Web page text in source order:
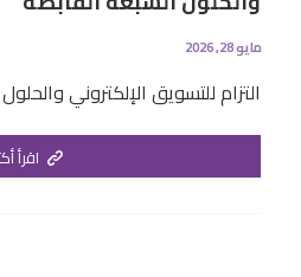
مايو 28, 2026
التزام للتسويق الإلكتروني
اقرأ